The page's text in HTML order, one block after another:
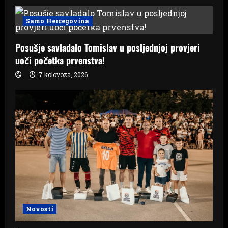
Samo Hercegovina
Posušje savladalo Tomislav u posljednjoj provjeri
uoči početka prvenstva!
7 kolovoza, 2026
Novosti